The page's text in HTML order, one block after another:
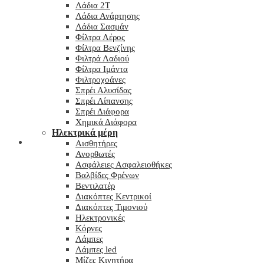
Λάδια 2T
Λάδια Ανάρτησης
Λάδια Σασμάν
Φίλτρα Αέρος
Φίλτρα Βενζίνης
Φιλτρά Λαδιού
Φίλτρα Ιμάντα
Φιλτροχοάνες
Σπρέι Αλυσίδας
Σπρέι Λίπανσης
Σπρέι Διάφορα
Χημικά Διάφορα
Hλεκτρικά μέρη
Αισθητήρες
Ανορθωτές
Ασφάλειες Ασφαλειοθήκες
Βαλβίδες Φρένων
Βεντιλατέρ
Διακόπτες Κεντρικοί
Διακόπτες Τιμονιού
Ηλεκτρονικές
Κόρνες
Λάμπες
Λάμπες led
Μίζες Κινητήρα